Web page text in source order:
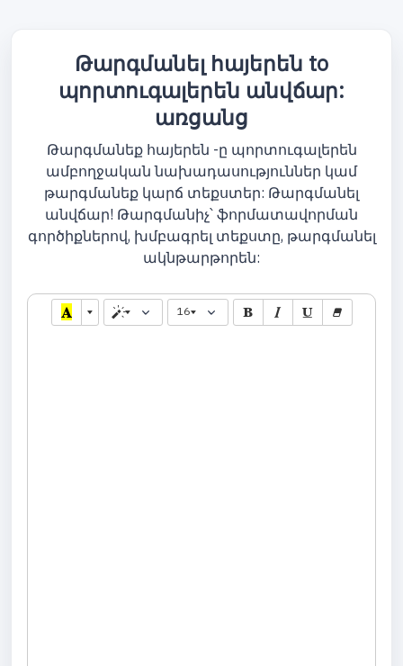
Թարգմանել հայերեն to
պորտուգալերեն անվճար:
առցանց
Թարգմանեք հայերեն -ը պորտուգալերեն
ամբողջական նախադասություններ կամ
թարգմանեք կարճ տեքստեր: Թարգմանել
անվճար! Թարգմանիչ՝ ֆորմատավորման
գործիքներով, խմբագրել տեքստը, թարգմանել
ակնթարթորեն:
16